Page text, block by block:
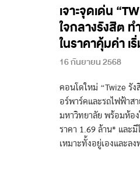
เจาะจุดเด่น
ใจกลางรังสิต ท
ในราคาคุ้มค่า เ
16 กันยายน 2568
คอนโดใหม่ “Twize รัง
อร์พาร์คและรถไฟฟ้าส
มหาวิทยาลัย พร้อมห้อ
ราคา 1.69 ล้าน* และมี
เหมาะทั้งอยู่เองและล